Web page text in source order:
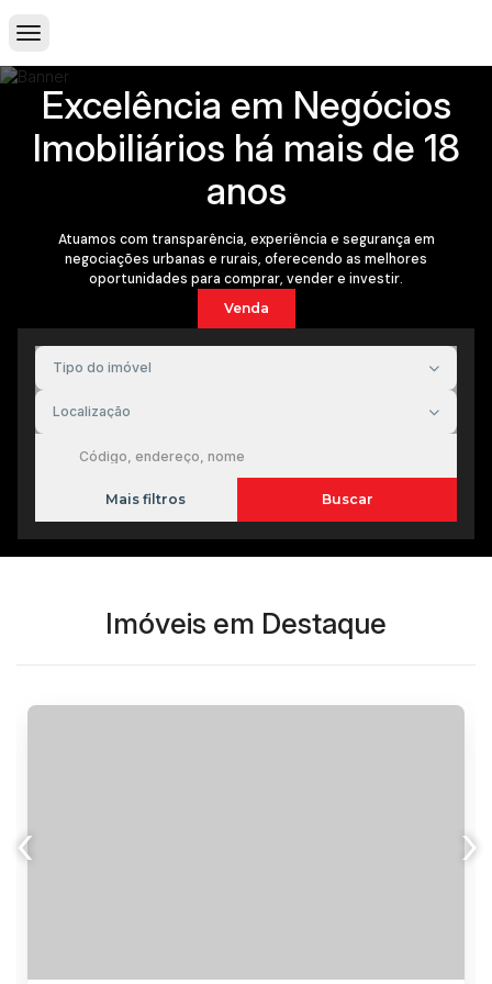
Excelência em Negócios
Imobiliários há mais de 18
anos
Atuamos com transparência, experiência e segurança em
negociações urbanas e rurais, oferecendo as melhores
oportunidades para comprar, vender e investir.
Venda
Tipo do imóvel
Localização
Mais filtros
Imóveis em Destaque
‹ ›